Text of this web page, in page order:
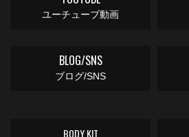
ユーチューブ動画
BLOG/SNS
ブログ/SNS
BODY KIT